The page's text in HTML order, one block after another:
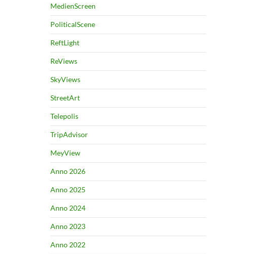
MedienScreen
PoliticalScene
ReftLight
ReViews
SkyViews
StreetArt
Telepolis
TripAdvisor
MeyView
Anno 2026
Anno 2025
Anno 2024
Anno 2023
Anno 2022